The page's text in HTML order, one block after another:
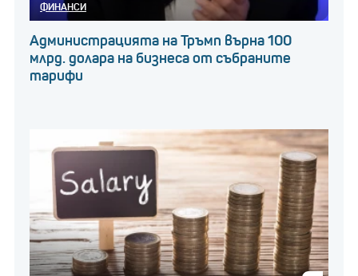
ФИНАНСИ
Администрацията на Тръмп върна 100
млрд. долара на бизнеса от събраните
тарифи